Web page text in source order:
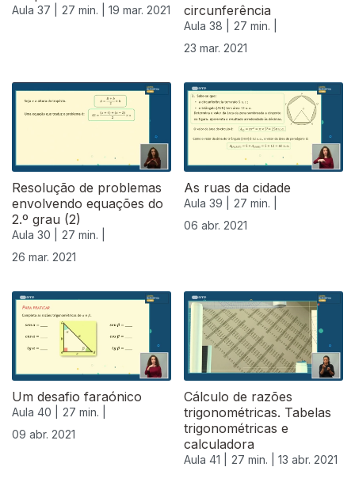
Aula 37 | 27 min. | 19 mar. 2021
circunferência
Aula 38 |
27 min. |
23 mar. 2021
Resolução de problemas
envolvendo equações do
2.º grau (2)
Aula 30 |
27 min. |
26 mar. 2021
As ruas da cidade
Aula 39 |
27 min. |
06 abr. 2021
Um desafio faraónico
Aula 40 |
27 min. |
09 abr. 2021
Cálculo de razões
trigonométricas. Tabelas
trigonométricas e
calculadora
Aula 41 | 27 min. | 13 abr. 2021